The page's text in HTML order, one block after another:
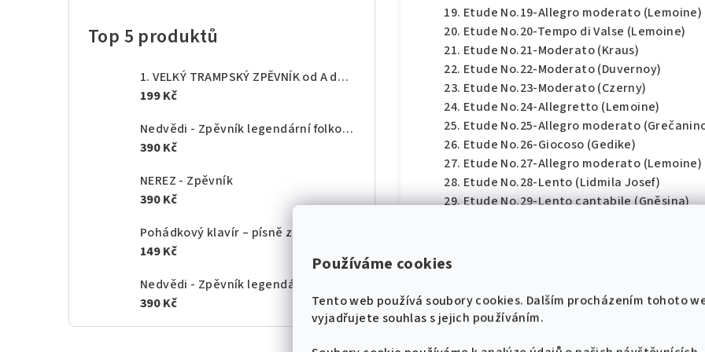
Používáme cookies
Tento web používá soubory cookies. Dalším procházením tohoto
vyjadřujete souhlas s jejich používáním.
Top 5 produktů
1. VELKÝ TRAMPSKÝ ZPĚVNÍK od A do Z - texty akordy
199 Kč
Nedvědi - Zpěvník legendární folkové rodiny - 1.díl
390 Kč
NEREZ - Zpěvník
390 Kč
149 Kč
390 Kč
Etude No.19-Allegro moderato (Lemoine)
Etude No.20-Tempo di Valse (Lemoine)
Etude No.21-Moderato (Kraus)
Etude No.22-Moderato (Duvernoy)
Etude No.23-Moderato (Czerny)
Etude No.24-Allegretto (Lemoine)
Etude No.25-Allegro moderato
Etude No.26-Giocoso (Gedike)
Etude No.27-Allegro moderato (Lemoine)
Etude No.28-Lento (Lidmila Josef)
Etude No.29-Lento cantabile (Gněsina)
Etude No.34-Andante cantabile (Kraus)
Etude No.35-Allegro moderato (Couppey)
stejnou notu! 🎸
Nové zpěvníky, noty a akce přímo do tvého